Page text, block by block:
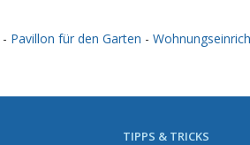
- Pavillon für den Garten -
TIPPS & TRICKS